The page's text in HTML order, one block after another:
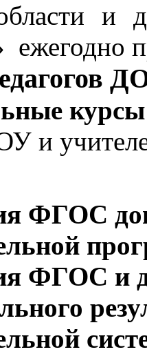
и
и
ФГОС
ФГОС и